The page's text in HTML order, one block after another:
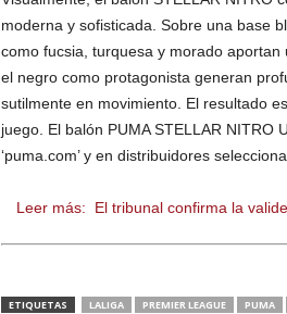
moderna y sofisticada. Sobre una base
como fucsia, turquesa y morado
el negro como protagonista generan
sutilmente en movimiento. El resultado
juego. El balón PUMA STELLAR NITRO
‘puma.com’ y en distribuidores
Leer más: El tribunal confirma la
ETIQUETAS LALIGA PREMIER LEAGUE PUMA